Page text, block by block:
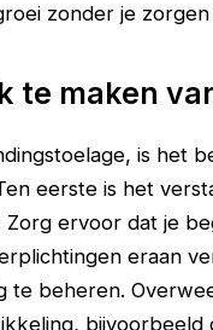
zonder je
te maken
is het
eerste is het
ervoor dat je
eraan
te beheren.
bijvoorbeeld